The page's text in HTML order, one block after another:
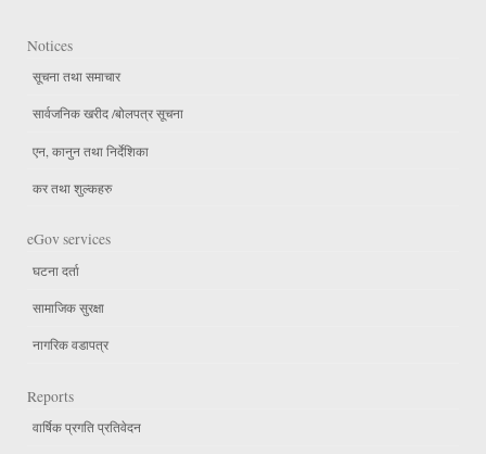
Notices
सूचना तथा समाचार
सार्वजनिक खरीद /बोलपत्र सूचना
एन, कानुन तथा निर्देशिका
कर तथा शुल्कहरु
eGov services
घटना दर्ता
सामाजिक सुरक्षा
नागरिक वडापत्र
Reports
वार्षिक प्रगति प्रतिवेदन